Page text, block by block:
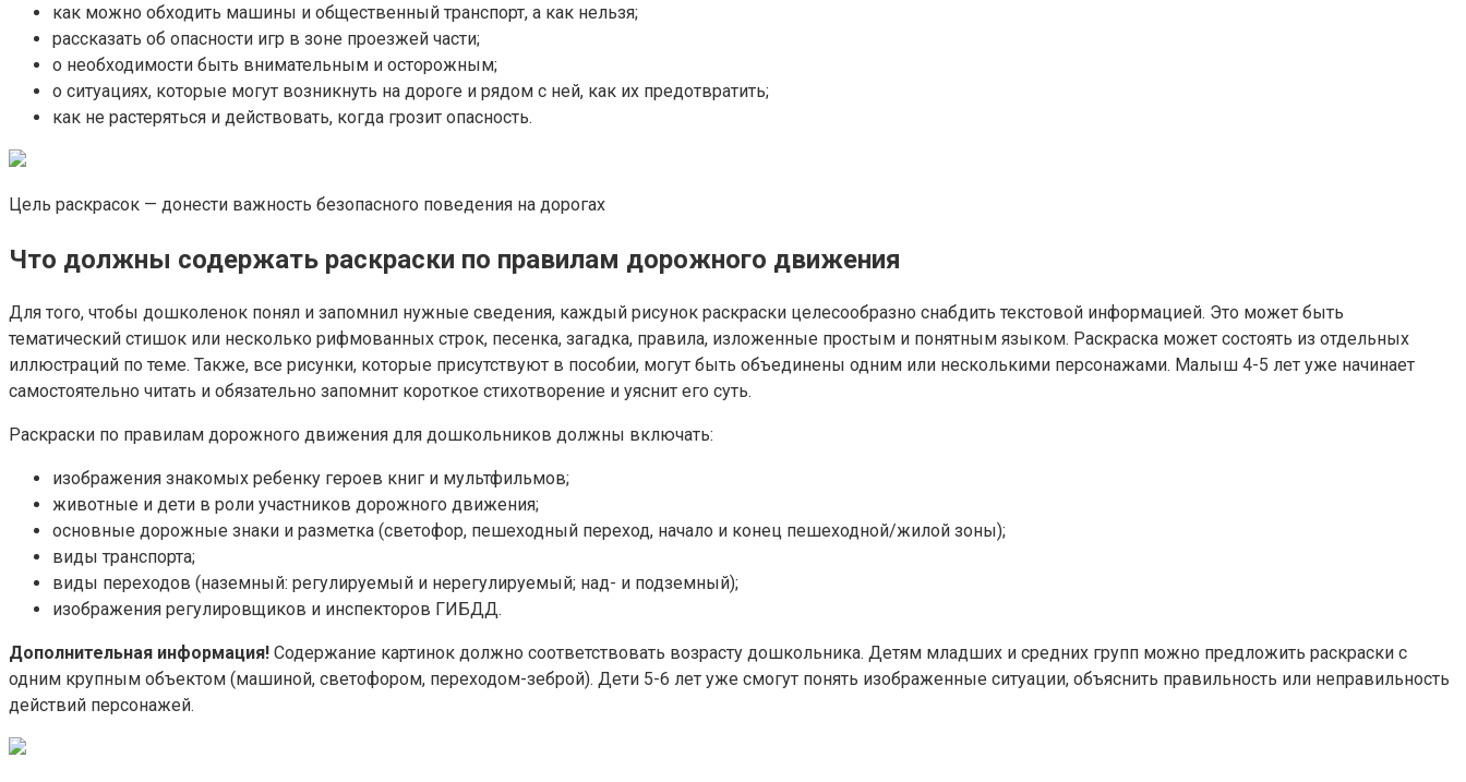
как можно обходить машины и общественный транспорт, а как нельзя;
рассказать об опасности игр в зоне проезжей части;
о необходимости быть внимательным и осторожным;
о ситуациях, которые могут возникнуть на дороге и рядом с ней, как их предотвратить;
как не растеряться и действовать, когда грозит опасность.
Цель раскрасок — донести важность безопасного поведения на дорогах
Что должны содержать раскраски по правилам дорожного движения
Для того, чтобы дошколенок понял и запомнил нужные сведения, каждый рисунок раскраски целесообразно снабдить текстовой информацией. Это может быть
тематический стишок или несколько рифмованных строк, песенка, загадка, правила, изложенные простым и понятным языком. Раскраска может состоять из отдельных
иллюстраций по теме. Также, все рисунки, которые присутствуют в пособии, могут быть объединены одним или несколькими персонажами. Малыш 4-5 лет уже начинает
самостоятельно читать и обязательно запомнит короткое стихотворение и уяснит его суть.
Раскраски по правилам дорожного движения для дошкольников должны включать:
изображения знакомых ребенку героев книг и мультфильмов;
животные и дети в роли участников дорожного движения;
основные дорожные знаки и разметка (светофор, пешеходный переход, начало и конец пешеходной/жилой зоны);
виды транспорта;
виды переходов (наземный: регулируемый и нерегулируемый; над- и подземный);
изображения регулировщиков и инспекторов ГИБДД.
Дополнительная информация! Содержание картинок должно соответствовать возрасту дошкольника. Детям младших и средних групп можно предложить раскраски с
одним крупным объектом (машиной, светофором, переходом-зеброй). Дети 5-6 лет уже смогут понять изображенные ситуации, объяснить правильность или неправильность
действий персонажей.